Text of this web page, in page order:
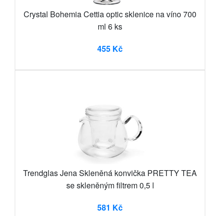
Crystal Bohemia Cettia optic sklenice na víno 700
ml 6 ks
455 Kč
Trendglas Jena Skleněná konvička PRETTY TEA
se skleněným filtrem 0,5 l
581 Kč